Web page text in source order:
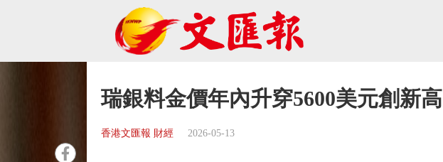
瑞銀料金價年內升穿5600美元創新高
香港文匯報 財經 2026-05-13